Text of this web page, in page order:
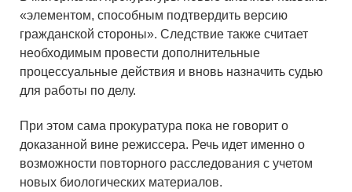
«элементом, способным подтвердить версию
гражданской стороны». Следствие также считает
необходимым провести дополнительные
процессуальные действия и вновь назначить судью
для работы по делу.
При этом сама прокуратура пока не говорит о
доказанной вине режиссера. Речь идет именно о
возможности повторного расследования с учетом
новых биологических материалов.